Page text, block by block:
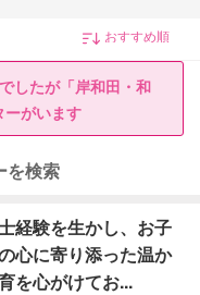
したが「岸和田・和
ーがいます
を検索
経験を生かし、お子
心に寄り添った温か
を心がけてお...